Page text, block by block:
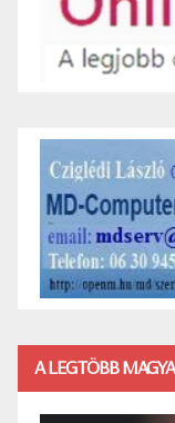
A LEGTÖBB